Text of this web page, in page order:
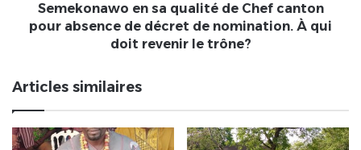
sagbado
du
fin
Semekonawo en sa qualité de Chef canton
pour absence de décret de nomination. À qui
doit revenir le trône?
Articles similaires